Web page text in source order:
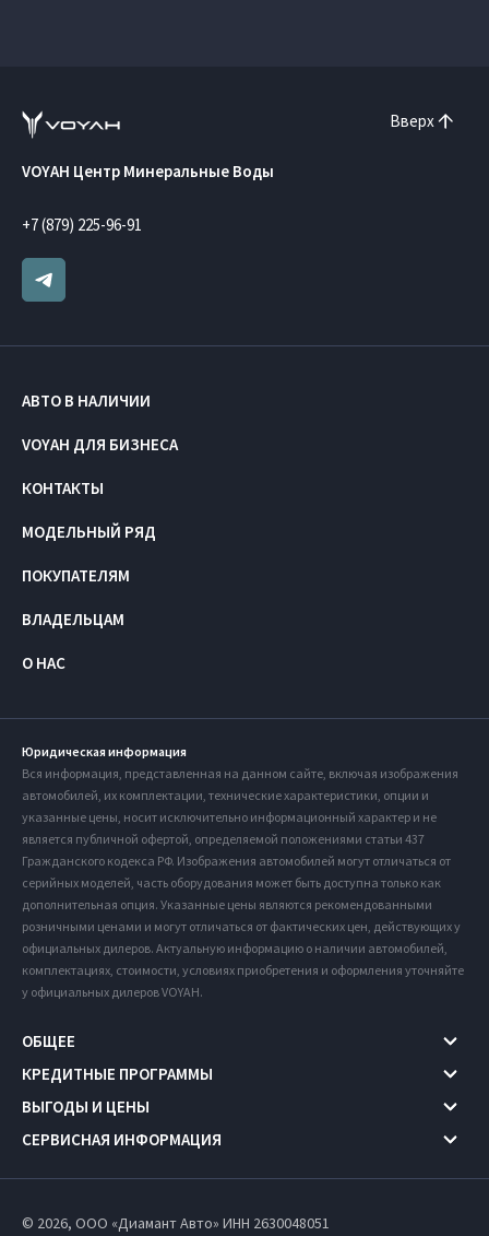
Вверх
VOYAH Центр Минеральные Воды
+7 (879) 225-96-91
АВТО В НАЛИЧИИ
VOYAH ДЛЯ БИЗНЕСА
КОНТАКТЫ
МОДЕЛЬНЫЙ РЯД
ПОКУПАТЕЛЯМ
ВЛАДЕЛЬЦАМ
О НАС
Юридическая информация
Вся информация, представленная на данном сайте, включая изображения
автомобилей, их комплектации, технические характеристики, опции и
указанные цены, носит исключительно информационный характер и не
является публичной офертой, определяемой положениями статьи 437
Гражданского кодекса РФ. Изображения автомобилей могут отличаться от
серийных моделей, часть оборудования может быть доступна только как
дополнительная опция. Указанные цены являются рекомендованными
розничными ценами и могут отличаться от фактических цен, действующих у
официальных дилеров. Актуальную информацию о наличии автомобилей,
комплектациях, стоимости, условиях приобретения и оформления уточняйте
у официальных дилеров VOYAH.
ОБЩЕЕ
КРЕДИТНЫЕ ПРОГРАММЫ
ВЫГОДЫ И ЦЕНЫ
СЕРВИСНАЯ ИНФОРМАЦИЯ
© 2026, ООО «Диамант Авто» ИНН 2630048051